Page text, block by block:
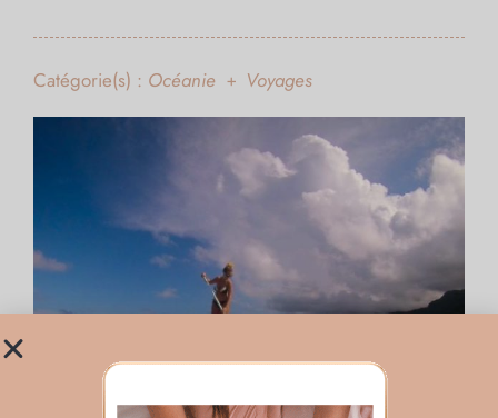
Catégorie(s) : Océanie + Voyages